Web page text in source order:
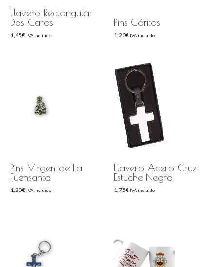
Llavero Rectangular
Dos Caras
1,45€ IVA incluido
Pins Cáritas
1,20€ IVA incluido
Pins Virgen de La
Fuensanta
1,20€ IVA incluido
Llavero Acero Cruz
Estuche Negro
1,75€ IVA incluido